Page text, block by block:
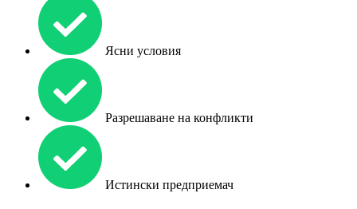
Ясни условия
Разрешаване на конфликти
Истински предприемач